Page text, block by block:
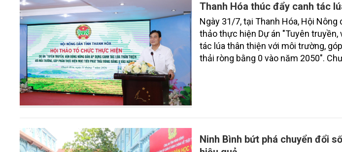
Thanh Hóa thúc đẩy canh tác
Ngày 31/7, tại Thanh Hóa, Hội
thảo thực hiện Dự án "Tuyên
tác lúa thân thiện với môi trường,
thải ròng bằng 0 vào năm 2050".
Ninh Bình bứt phá chuyển đổi